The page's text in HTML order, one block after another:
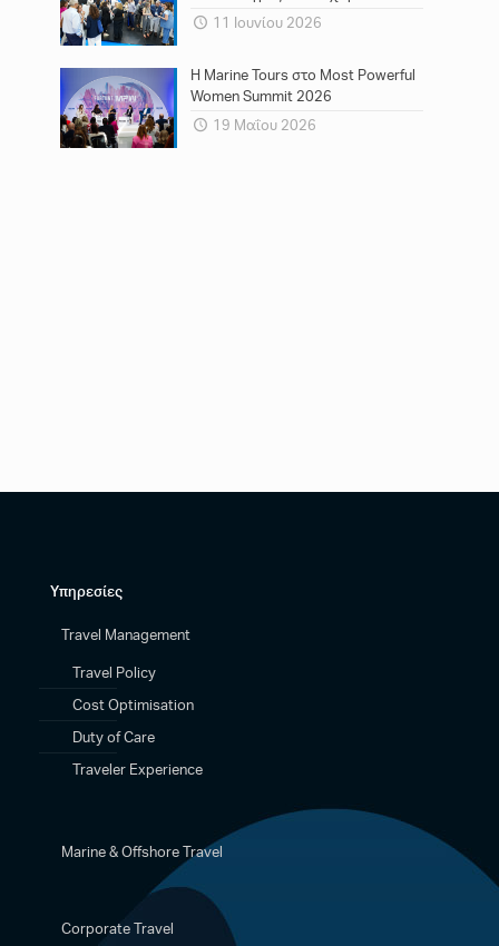
11 Ιουνίου 2026
Η Marine Tours στο Most Powerful
Women Summit 2026
19 Μαΐου 2026
Υπηρεσίες
Travel Management
Travel Policy
Cost Optimisation
Duty of Care
Traveler Experience
Marine & Offshore Travel
Corporate Travel